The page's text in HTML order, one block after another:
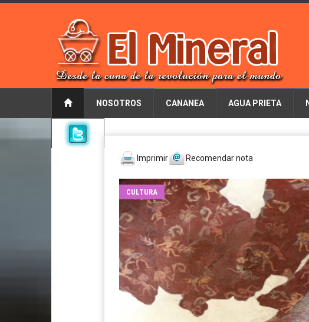
NOSOTROS CANANEA AGUA PRIETA
Imprimir Recomendar nota
CULTURA